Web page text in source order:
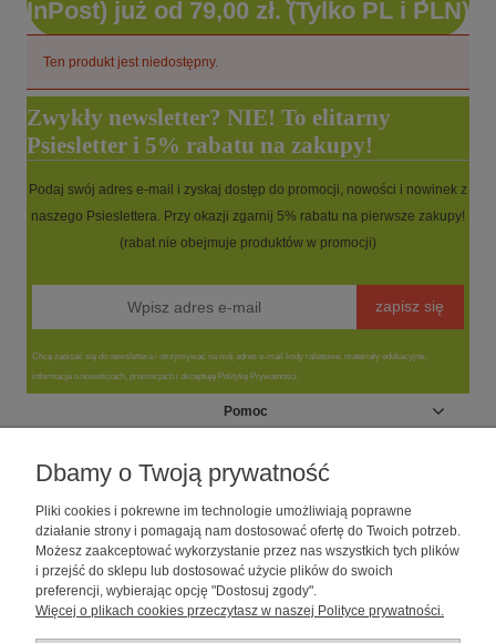
InPost) już od 79,00 zł. (Tylko PL i PLN)
Ten produkt jest niedostępny.
Zwykły newsletter? NIE! To elitarny
Psiesletter i 5% rabatu na zakupy!
Podaj swój adres e-mail i zyskaj dostęp do promocji, nowości i nowinek z
naszego Psieslettera. Przy okazji zgarnij 5% rabatu na pierwsze zakupy!
(rabat nie obejmuje produktów w promocji)
zapisz się
Chcę zapisać się do newslettera i otrzymywać na mój adres e-mail kody rabatowe, materiały edukacyjne,
informacje o nowościach, promocjach i akceptuję Politykę Prywatności.
Pomoc
Moje konto
Informacje
O nas
Sklep dla psów caniLOVE| NIP: 5251057141 | ul. Strzelecka 54/56, 64-
Dbamy o Twoją prywatność
Pliki cookies i pokrewne im technologie umożliwiają poprawne
działanie strony i pomagają nam dostosować ofertę do Twoich potrzeb.
Możesz zaakceptować wykorzystanie przez nas wszystkich tych plików
i przejść do sklepu lub dostosować użycie plików do swoich
preferencji, wybierając opcję "Dostosuj zgody".
Więcej o plikach cookies przeczytasz w naszej Polityce prywatności.